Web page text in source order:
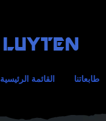
LUYTEN
القائمة الرئيسية طابعاتنا